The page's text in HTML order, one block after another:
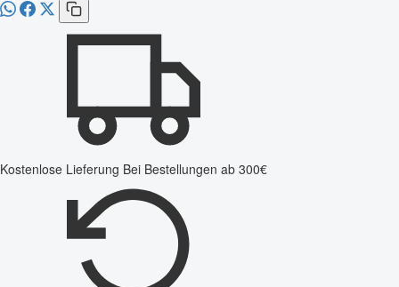
Kostenlose Lieferung Bei Bestellungen ab 300€